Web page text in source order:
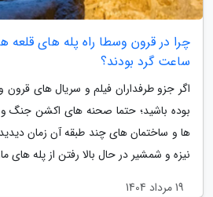
چرا در قرون وسطا راه پله های قلعه
ساعت گرد بودند؟
اگر جزو طرفداران فیلم و سریال های قرون
بوده باشید؛ حتما صحنه های اکشن جنگ و
ها و ساختمان های چند طبقه آن زمان
نیزه و شمشیر در حال بالا رفتن از پله های
19 مرداد 1404